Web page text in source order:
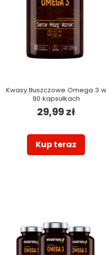
Kwasy tłuszczowe Omega 3 w
90 kapsułkach
29,99 zł
Kup teraz